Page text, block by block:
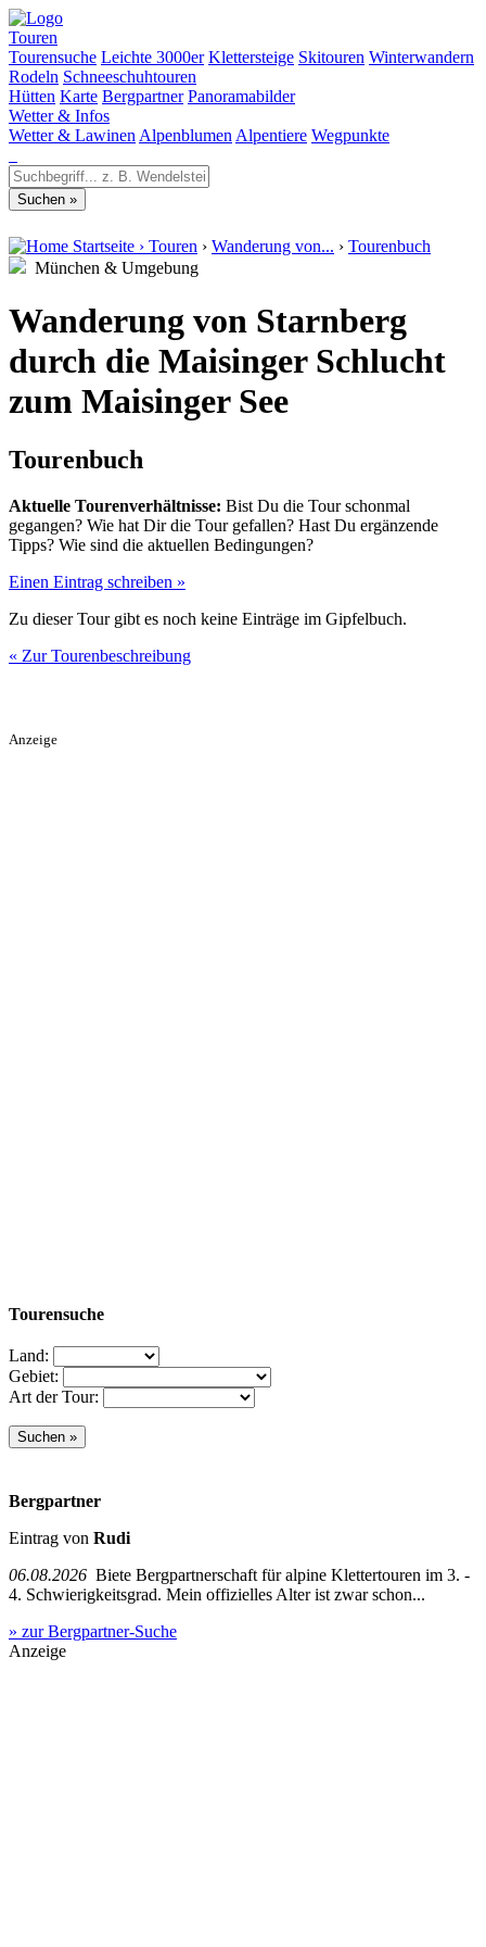
Touren
Tourensuche Leichte 3000er Klettersteige Skitouren Winterwandern
Rodeln Schneeschuhtouren
Hütten Karte Bergpartner Panoramabilder
Wetter & Infos
Wetter & Lawinen Alpenblumen Alpentiere Wegpunkte
Startseite › Touren › Wanderung von... › Tourenbuch
München & Umgebung
Wanderung von Starnberg
durch die Maisinger Schlucht
zum Maisinger See
Tourenbuch
Aktuelle Tourenverhältnisse: Bist Du die Tour schonmal
gegangen? Wie hat Dir die Tour gefallen? Hast Du ergänzende
Tipps? Wie sind die aktuellen Bedingungen?
Einen Eintrag schreiben »
Zu dieser Tour gibt es noch keine Einträge im Gipfelbuch.
« Zur Tourenbeschreibung
Anzeige
Tourensuche
Land:
Gebiet:
Art der Tour:
Bergpartner
Eintrag von Rudi
06.08.2026 Biete Bergpartnerschaft für alpine Klettertouren im 3. -
4. Schwierigkeitsgrad. Mein offizielles Alter ist zwar schon...
» zur Bergpartner-Suche
Anzeige